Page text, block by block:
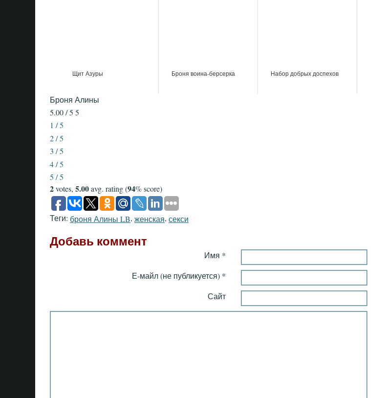
Щит Азуры Броня воина-берсерка Набор добрых доспехов
Броня Алины
5.00 / 5 5
1 / 5
2 / 5
3 / 5
4 / 5
5 / 5
2votes, 5.00avg. rating (94% score)
Теги: броня Алины LB, женская, секси
Добавь коммент
Имя *
Е-майл (не публикуется) *
Сайт